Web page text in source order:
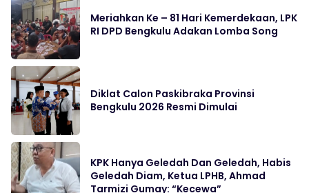
Meriahkan Ke – 81 Hari Kemerdekaan, LPK
RI DPD Bengkulu Adakan Lomba Song
Diklat Calon Paskibraka Provinsi
Bengkulu 2026 Resmi Dimulai
KPK Hanya Geledah Dan Geledah, Habis
Geledah Diam, Ketua LPHB, Ahmad
Tarmizi Gumay: “Kecewa”